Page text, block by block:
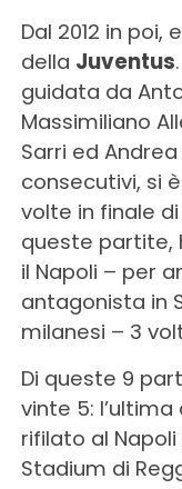
Dal 2012 in poi,
della Juventus
guidata da
Massimiliano
Sarri ed
consecutivi, si
volte in finale
queste partite,
il Napoli – per
antagonista in
milanesi – 3
Di queste 9
vinte 5:
rifilato al Napoli
Stadium di